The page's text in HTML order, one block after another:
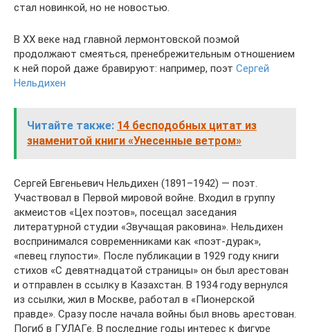
стал новинкой, но не новостью.
В ХХ веке над главной лермонтовской поэмой
продолжают смеяться, пренебрежительным отношением
к ней порой даже бравируют: например, поэт Сергей
Нельдихен
Читайте также: 14 бесподобных цитат из
знаменитой книги «Унесенные ветром»
Сергей Евгеньевич Нельдихен (1891–1942) — поэт.
Участвовал в Первой мировой войне. Входил в группу
акмеистов «Цех поэтов», посещал заседания
литературной студии «Звучащая раковина». Нельдихен
воспринимался современниками как «поэт-дурак»,
«певец глупости». После публикации в 1929 году книги
стихов «С девятнадцатой страницы» он был арестован
и отправлен в ссылку в Казахстан. В 1934 году вернулся
из ссылки, жил в Москве, работал в «Пионерской
правде». Сразу после начала войны был вновь арестован.
Погиб в ГУЛАГе. В последние годы интерес к фигуре